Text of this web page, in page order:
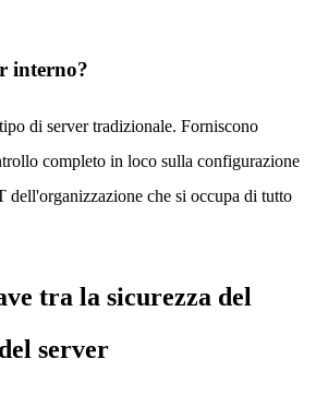
interno?
di server tradizionale. Forniscono
completo in loco sulla configurazione
dell'organizzazione che si occupa di tutto
tra la sicurezza del
server